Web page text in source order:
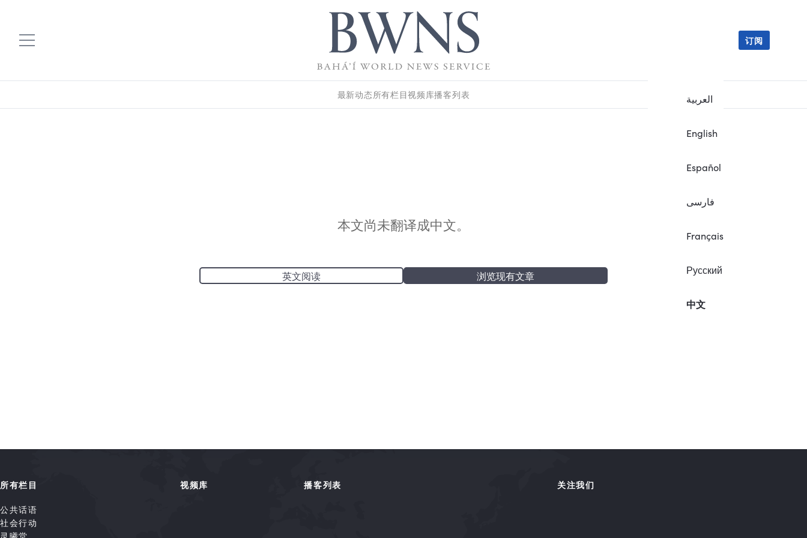
العربية
English
Español
فارسی
Français
Русский
中文
订阅
最新动态所有栏目视频库播客列表
本文尚未翻译成中文。
英文阅读 浏览现有文章
所有栏目
公共话语
社会行动
灵曦堂
视频库 播客列表 关注我们